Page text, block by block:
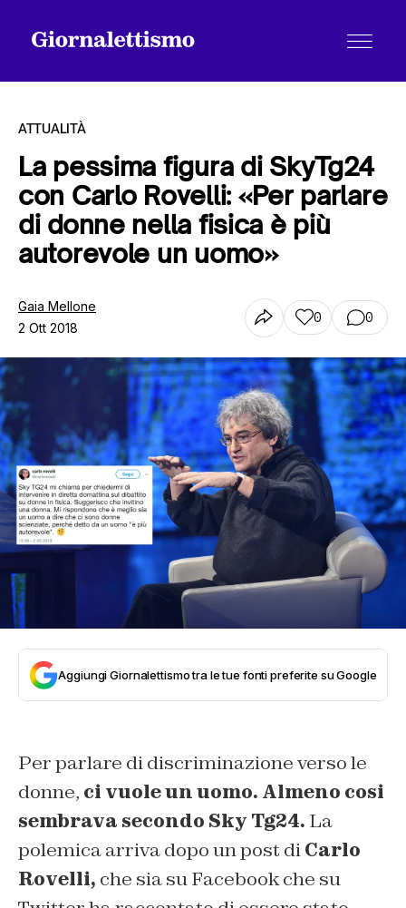
Tutti gli articoli
ATTUALITÀ
La pessima figura di SkyTg24
con Carlo Rovelli: «Per parlare
di donne nella fisica è più
autorevole un uomo»
Gaia Mellone
2 Ott 2018
0 0
Aggiungi Giornalettismo tra le tue fonti preferite su Google
Per parlare di discriminazione verso le
donne, ci vuole un uomo. Almeno cosi
sembrava secondo Sky Tg24. La
polemica arriva dopo un post diCarlo
Rovelli, che sia su Facebook che su